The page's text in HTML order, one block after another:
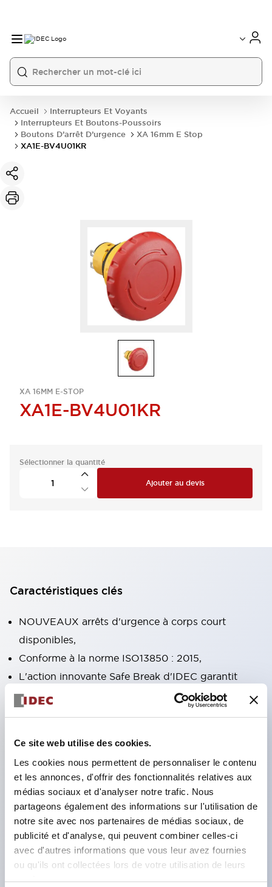
Ce site web utilise des cookies.
Les cookies nous permettent de personnaliser le contenu
et les annonces, d'offrir des fonctionnalités relatives aux
médias sociaux et d'analyser notre trafic. Nous
partageons également des informations sur l'utilisation de
notre site avec nos partenaires de médias sociaux, de
publicité et d'analyse, qui peuvent combiner celles-ci
avec d'autres informations que vous leur avez fournies
ou qu'ils ont collectées lors de votre utilisation de leurs
services.
Accueil
Interrupteurs Et Voyants
Interrupteurs Et Boutons-Poussoirs
Boutons D’arrêt D’urgence
XA 16mm E Stop
XA1E-BV4U01KR
XA 16MM E-STOP
XA1E-BV4U01KR
Sélectionner la quantité
Ajouter au devis
Caractéristiques clés
NOUVEAUX arrêts d'urgence à corps court
disponibles,
Conforme à la norme ISO13850 : 2015,
L'action innovante Safe Break d'IDEC garantit
l'ouverture de tous les contacts NC si le bloc de
verrouillage et poussée-tirage intégrées dans la
même unité,
Mécanisme d'action à ouverture directe
(IEC60947-5-5, IEC60947-5-1, Annexe K),
Degré de protection IP65, IP67, (IEC60529) et
IP69K (ISO20653),
Options de bornes à souder ou pour PCB,